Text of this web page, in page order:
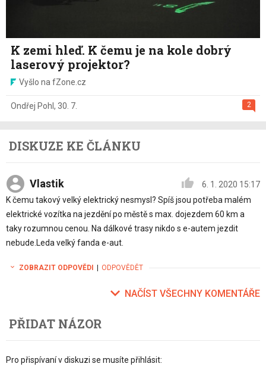
K zemi hleď. K čemu je na kole dobrý
laserový projektor?
Vyšlo na fZone.cz
2
Ondřej Pohl , 30. 7.
DISKUZE KE ČLÁNKU
Vlastik
6. 1. 2020 15:17
K čemu takový velký elektrický nesmysl? Spíš jsou potřeba malém
elektrické vozítka na jezdění po městě s max. dojezdem 60 km a
taky rozumnou cenou. Na dálkové trasy nikdo s e-autem jezdit
nebude.Leda velký fanda e-aut.
ZOBRAZIT ODPOVĚDI | ODPOVĚDĚT
NAČÍST VŠECHNY KOMENTÁŘE
PŘIDAT NÁZOR
Pro přispívaní v diskuzi se musíte přihlásit: